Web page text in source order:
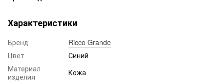
Характеристики
Бренд
Ricco Grande
Цвет
Синий
Материал
изделия
Кожа